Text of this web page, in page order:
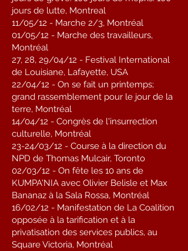
jours de lutte, Montreal
11/05/12 - Marche 2/3, Montréal
01/05/12 - Marche des travailleurs,
Montréal
27, 28, 29/04/12 - Festival International
de Louisiane, Lafayette, USA
22/04/12 - On se fait un printemps;
grand rassemblement pour le jour de la
terre, Montréal
14/04/12 - Congrès de l'insurrection
culturelle, Montréal
23-24/03/12 - Course à la direction du
NPD de Thomas Mulcair, Toronto
02/03/12 - On fête les 10 ans de
KUMPA'NIA avec Olivier Belisle et Max
Bananaz à la Sala Rossa, Montréal
16/02/12 - Manifestation de La Coalition
opposée à la tarification et à la
privatisation des services publics, au
Square Victoria, Montréal